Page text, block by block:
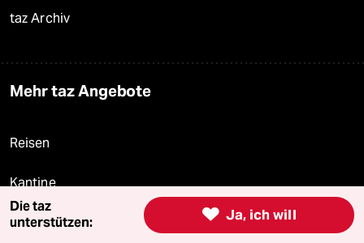
taz Archiv
Mehr taz Angebote
Reisen
Kantine
Shop  Ja, ich will
Die taz
unterstützen: